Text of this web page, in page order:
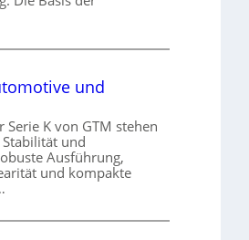
und
K von GTM stehen
und
Ausführung,
und kompakte